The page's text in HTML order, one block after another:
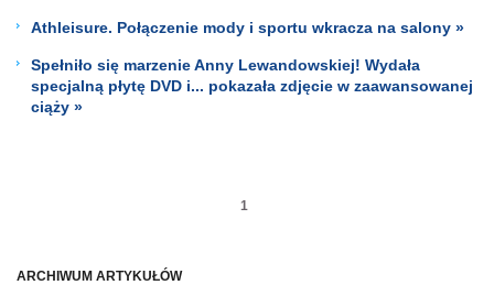
ARCHIWUM ARTYKUŁÓW
Athleisure. Połączenie mody i sportu wkracza na salony »
Spełniło się marzenie Anny Lewandowskiej! Wydała
specjalną płytę DVD i... pokazała zdjęcie w zaawansowanej
ciąży »
1